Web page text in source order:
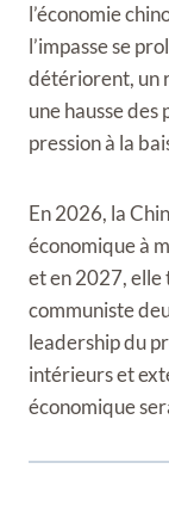
l’économie
l’impasse se
détériorent, un
une hausse
pression à la
En 2026, la
économique à
et en 2027, elle
communiste
leadership du
intérieurs et
économique